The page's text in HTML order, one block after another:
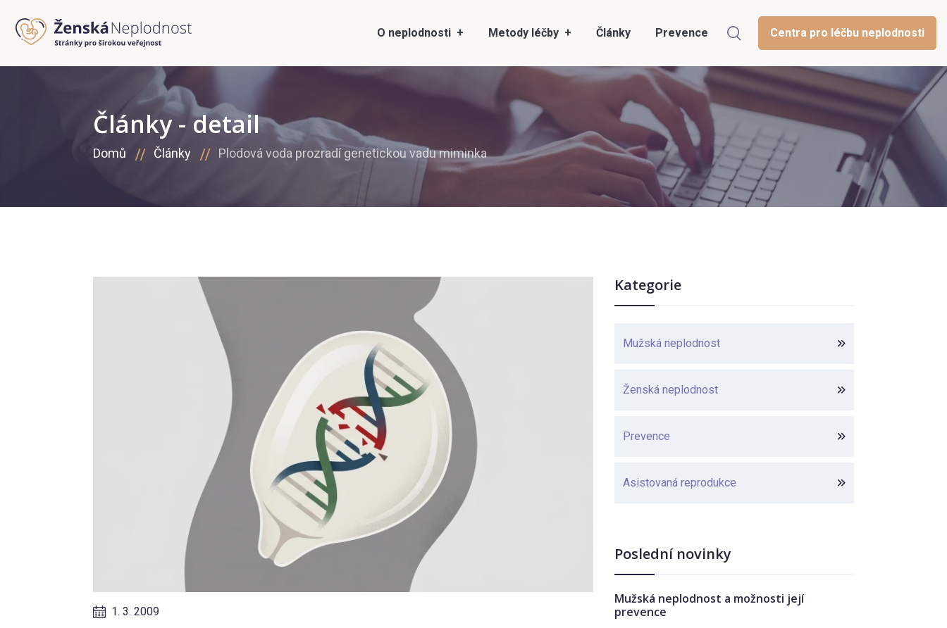
O neplodnosti Metody léčby Články Prevence Centra pro léčbu neplodnosti
Články - detail
Domů Články Plodová voda prozradí genetickou vadu miminka
1. 3. 2009
Kategorie
Mužská neplodnost
Ženská neplodnost
Prevence
Asistovaná reprodukce
Poslední novinky
Mužská neplodnost a možnosti její
prevence